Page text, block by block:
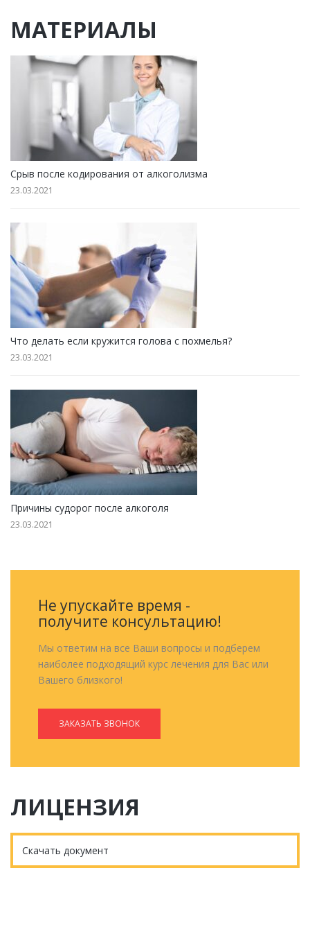
МАТЕРИАЛЫ
Срыв после кодирования от алкоголизма
23.03.2021
Что делать если кружится голова с похмелья?
23.03.2021
Причины судорог после алкоголя
23.03.2021
Не упускайте время -
получите консультацию!
Мы ответим на все Ваши вопросы и подберем
наиболее подходящий курс лечения для Вас или
Вашего близкого!
ЗАКАЗАТЬ ЗВОНОК
ЛИЦЕНЗИЯ
Скачать документ